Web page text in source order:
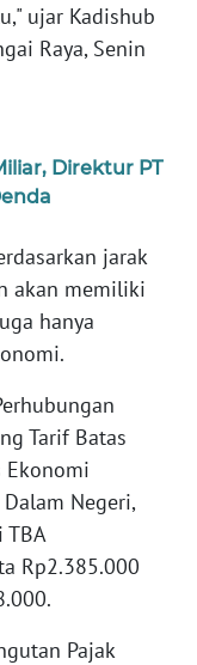
ujar Kadishub
Raya, Senin
Direktur PT
jarak
akan memiliki
hanya
Tarif Batas
Ekonomi
Negeri,
TBA
Rp2.385.000
Pajak